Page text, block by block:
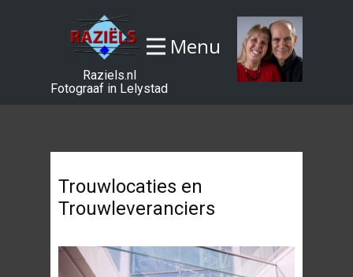
Menu
Raziels.nl
Fotograaf in Lelystad
Trouwlocaties en
Trouwleveranciers